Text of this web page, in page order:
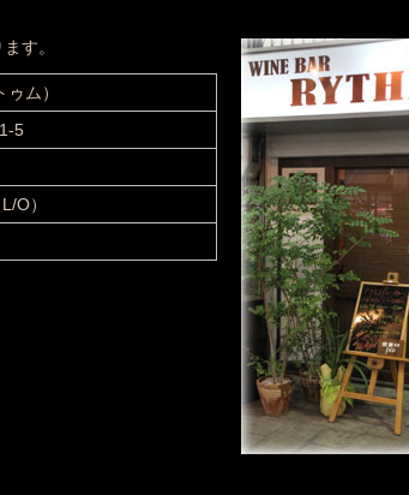
す。
ム）
5
O）